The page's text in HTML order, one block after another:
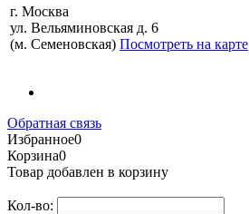
г. Москва
ул. Вельяминовская д. 6
(м. Семеновская) Посмотреть на карте
Обратная связь
Избранное0
Корзина0
Товар добавлен в корзину
Кол-во: